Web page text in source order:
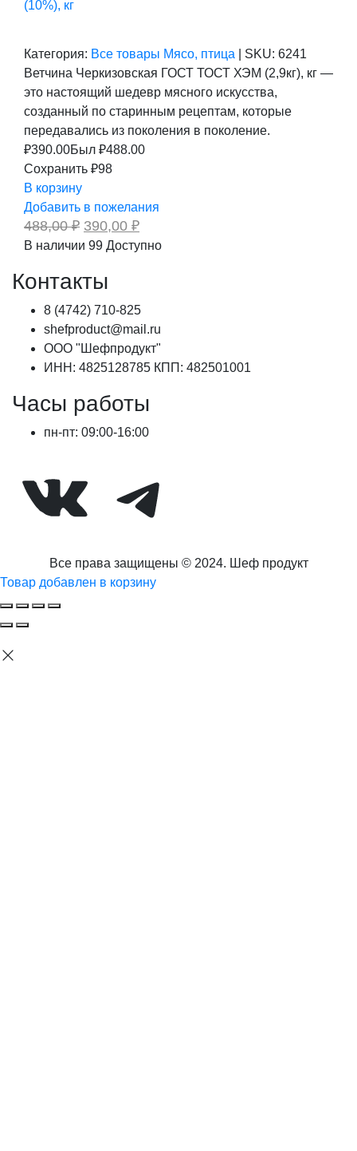
(10%), кг
Категория: Все товары Мясо, птица SKU: 6241
Ветчина Черкизовская ГОСТ ТОСТ ХЭМ (2,9кг), кг —
это настоящий шедевр мясного искусства,
созданный по старинным рецептам, которые
передавались из поколения в поколение.
₽390.00Был ₽488.00
Сохранить ₽98
В корзину
Добавить в пожелания
488,00₽ Первоначальная
цена
составляла
390,00 ₽Текущая
390,00 ₽.
В наличии 99 Доступно
Контакты
8 (4742) 710-825
shefproduct@mail.ru
ООО "Шефпродукт"
ИНН: 4825128785 КПП: 482501001
Часы работы
пн-пт: 09:00-16:00
ВКонтактеTelegram
Все права защищены © 2024. Шеф продукт
Товар добавлен в корзину